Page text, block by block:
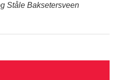
Ståle Baksetersveen